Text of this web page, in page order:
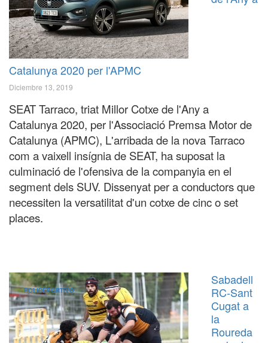
Catalunya 2020 per l'APMC
Diciembre 13, 2019
SEAT Tarraco, triat Millor Cotxe de l'Any a
Catalunya 2020, per l'Associació Premsa Motor de
Catalunya (APMC), L'arribada de la nova Tarraco
com a vaixell insígnia de SEAT, ha suposat la
culminació de l'ofensiva de la companyia en el
segment dels SUV. Dissenyat per a conductors que
necessiten la versatilitat d'un cotxe de cinc o set
places.
POLIDEPORTIVO
Sabadell
RC-Sant
Cugat a
la
Roureda